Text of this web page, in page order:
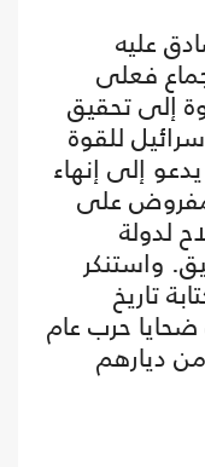
عليه
فعلى
إلى تحقيق
للقوة
إلى إنهاء
على
لدولة
واستنكر
تاريخ
حرب عام
من ديارهم